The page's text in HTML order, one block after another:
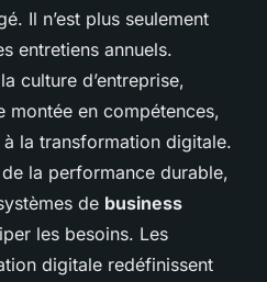
Il n’est plus seulement
entretiens annuels.
culture d’entreprise,
en compétences,
la transformation digitale.
la performance durable,
de business
les besoins. Les
digitale redéfinissent